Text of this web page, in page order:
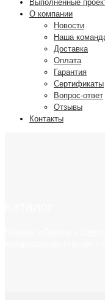
Выполненные
О компании
Новости
Наша
Доставка
Оплата
Гарантия
Сертификаты
Вопрос-ответ
Отзывы
Контакты